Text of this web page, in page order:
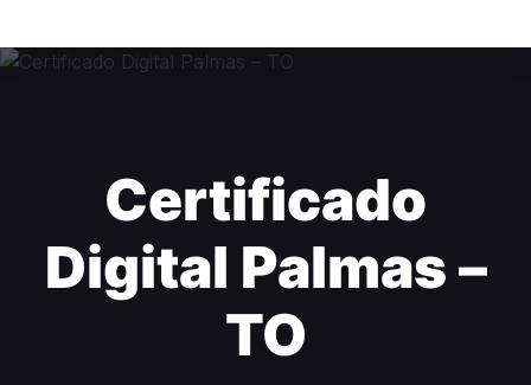
Certificado
Digital Palmas –
TO